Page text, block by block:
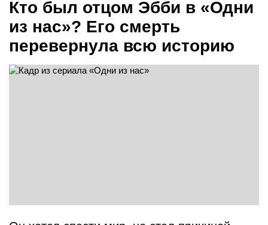
Кто был отцом Эбби в «Одни
из нас»? Его смерть
перевернула всю историю